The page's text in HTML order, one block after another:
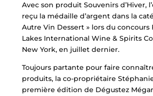
Avec son produit Souvenirs d’Hiver,
reçu la médaille d’argent dans la
Autre Vin Dessert » lors du concours
Lakes International Wine & Spirits
New York, en juillet dernier.
Toujours partante pour faire
produits, la co-propriétaire
première édition de Dégustez